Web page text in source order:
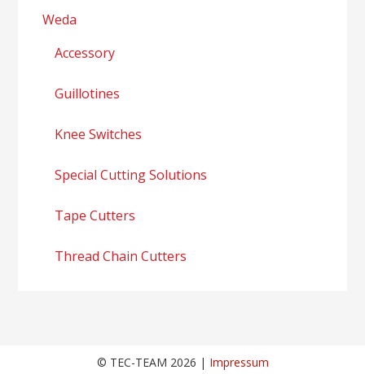
Weda
Accessory
Guillotines
Knee Switches
Special Cutting Solutions
Tape Cutters
Thread Chain Cutters
© TEC-TEAM 2026 | Impressum